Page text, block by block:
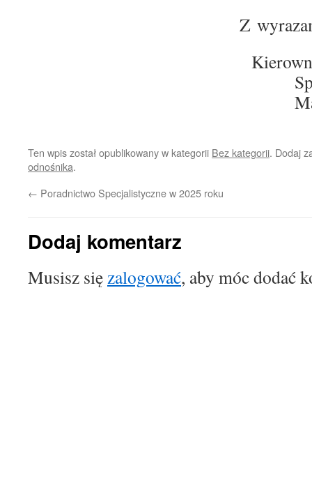
Z
Ten wpis został opublikowany w kategorii Bez kategorii. Dodaj
odnośnika.
← Poradnictwo Specjalistyczne w 2025 roku
Dodaj komentarz
Musisz sięzalogować, aby móc dodać